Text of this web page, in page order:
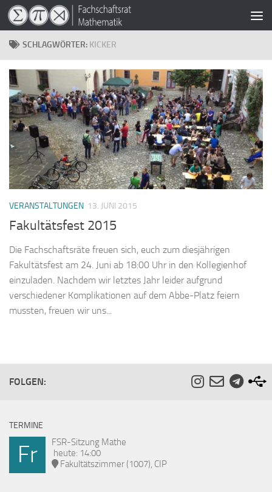
Zum Inhalt springen
SCHLAGWÖRTER: KICKER
VERANSTALTUNGEN 13. JUNI 2015
Fakultätsfest 2015
Die Fachschaftsräte freuen sich, euch zum diesjährigen
Fakultätsfest am 24. Juni ab 18:00 Uhr in den Kollegienhof
einzuladen. Nachdem wir letztes Jahr leider aufgrund
verschiedener Komplikationen auf dem Abbe-Platz feiern
mussten, freuen wir uns...
FOLGEN:
TERMINE
Fr
FSR-Sitzung Mathe
heute: 14:00
Fakultätszimmer (1007), CIP